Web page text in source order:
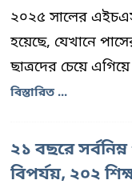
২০২৫ সালের
হয়েছে, যেখানে
ছাত্রদের চেয়ে
বিস্তারিত ...
২১ বছরে
বিপর্যয়, ২০২